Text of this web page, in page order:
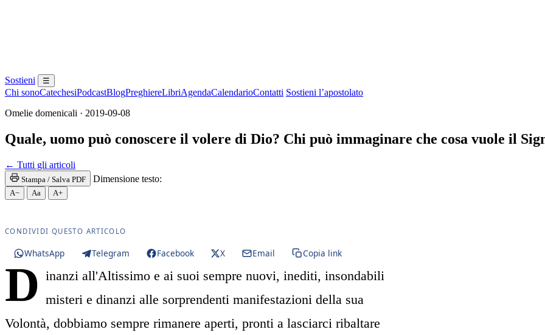
Sostieni ☰
Chi sonoCatechesiPodcastBlogPreghiereLibriAgendaCalendarioContatti Sostieni l’apostolato
Omelie domenicali · 2019-09-08
Quale, uomo può conoscere il volere di Dio? Chi può immaginare che cosa vuole il
← Tutti gli articoli
Stampa / Salva PDF Dimensione testo:
A− Aa A+
CONDIVIDI QUESTO ARTICOLO
WhatsApp Telegram Facebook X Email Copia link
D inanzi all'Altissimo e ai suoi sempre nuovi, inediti, insondabili
misteri e dinanzi alle sorprendenti manifestazioni della sua
Volontà, dobbiamo sempre rimanere aperti, pronti a lasciarci ribaltare